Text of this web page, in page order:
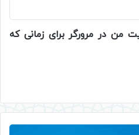
من در مرورگر برای زمانی که